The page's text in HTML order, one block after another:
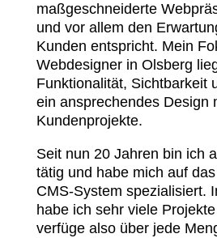
maßgeschneiderte
und vor allem den
Kunden entspricht. Mein
Webdesigner in Olsberg
Funktionalität, Sichtbarkeit
ein ansprechendes Design
Kundenprojekte.
Seit nun 20 Jahren bin ich
tätig und habe mich auf
CMS-System spezialisiert.
habe ich sehr viele
verfüge also über jede